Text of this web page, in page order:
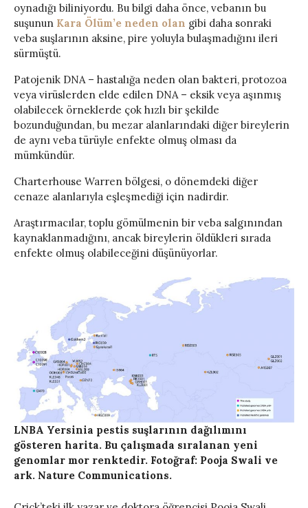
oynadığı biliniyordu. Bu bilgi daha önce, vebanın bu
suşunun Kara Ölüm’e neden olan gibi daha sonraki
veba suşlarının aksine, pire yoluyla bulaşmadığını ileri
sürmüştü.
Patojenik DNA – hastalığa neden olan bakteri, protozoa
veya virüslerden elde edilen DNA – eksik veya aşınmış
olabilecek örneklerde çok hızlı bir şekilde
bozunduğundan, bu mezar alanlarındaki diğer bireylerin
de aynı veba türüyle enfekte olmuş olması da
mümkündür.
Charterhouse Warren bölgesi, o dönemdeki diğer
cenaze alanlarıyla eşleşmediği için nadirdir.
Araştırmacılar, toplu gömülmenin bir veba salgınından
kaynaklanmadığını, ancak bireylerin öldükleri sırada
enfekte olmuş olabileceğini düşünüyorlar.
LNBA Yersinia pestis suşlarının dağılımını
gösteren harita. Bu çalışmada sıralanan yeni
genomlar mor renktedir. Fotoğraf: Pooja Swali ve
ark. Nature Communications.